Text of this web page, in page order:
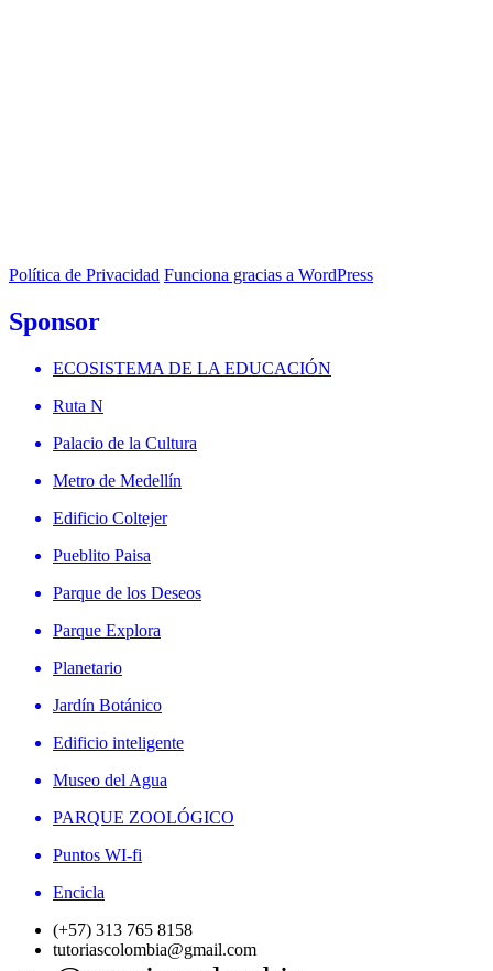
Política de Privacidad Funciona gracias a WordPress
Sponsor
ECOSISTEMA DE LA EDUCACIÓN
Ruta N
Palacio de la Cultura
Metro de Medellín
Edificio Coltejer
Pueblito Paisa
Parque de los Deseos
Parque Explora
Planetario
Jardín Botánico
Edificio inteligente
Museo del Agua
PARQUE ZOOLÓGICO
Puntos WI-fi
Encicla
(+57) 313 765 8158
tutoriascolombia@gmail.com